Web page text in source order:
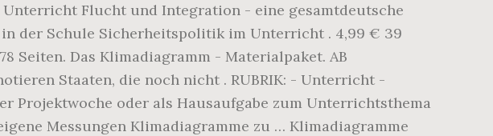
Flucht und Integration - eine gesamtdeutsche
der Schule Sicherheitspolitik im Unterricht . 4,99 € 39
Seiten. Das Klimadiagramm - Materialpaket. AB
Staaten, die noch nicht . RUBRIK: - Unterricht -
Projektwoche oder als Hausaufgabe zum Unterrichtsthema
Messungen Klimadiagramme zu … Klimadiagramme